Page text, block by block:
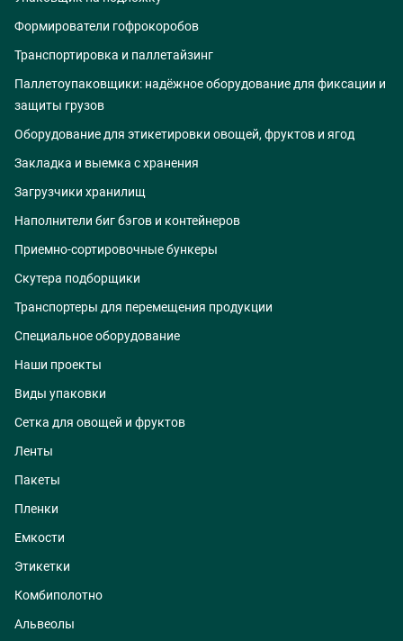
Формирователи гофрокоробов
Транспортировка и паллетайзинг
Паллетоупаковщики: надёжное оборудование для фиксации и
защиты грузов
Оборудование для этикетировки овощей, фруктов и ягод
Закладка и выемка с хранения
Загрузчики хранилищ
Наполнители биг бэгов и контейнеров
Приемно-сортировочные бункеры
Скутера подборщики
Транспортеры для перемещения продукции
Специальное оборудование
Наши проекты
Виды упаковки
Сетка для овощей и фруктов
Ленты
Пакеты
Пленки
Емкости
Этикетки
Комбиполотно
Альвеолы